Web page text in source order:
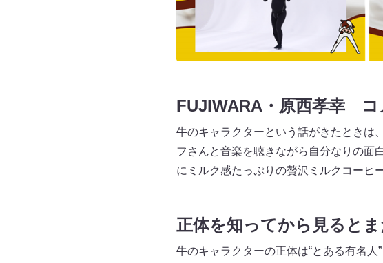
FUJIWARA・原西孝幸 コ
牛のキャラクターという話がきたときは
フさんと音楽を聴きながら自分なりの面
にミルク感たっぷりの贅沢ミルクコーヒ
正体を知ってから見るとま
牛のキャラクターの正体は“とある有名